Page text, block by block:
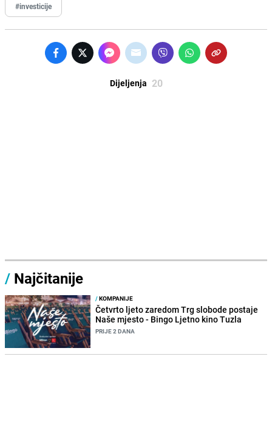
#investicije
Dijeljenja 20
/ Najčitanije
/KOMPANIJE
Četvrto ljeto zaredom Trg slobode postaje
Naše mjesto - Bingo Ljetno kino Tuzla
PRIJE 2 DANA